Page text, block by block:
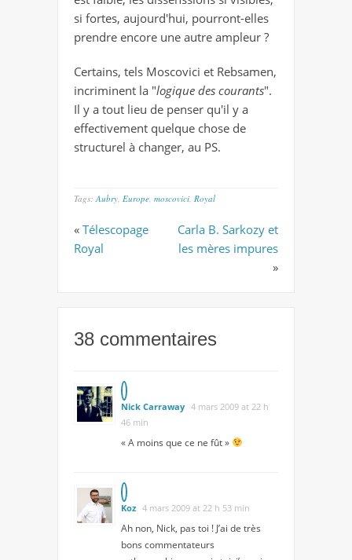
si fortes, aujourd'hui, pourront-elles
prendre encore une autre ampleur ?
Certains, tels Moscovici et Rebsamen,
incriminent la "logique des courants".
Il y a tout lieu de penser qu'il y a
effectivement quelque chose de
structurel à changer, au PS.
Tags: Aubry Europe moscovici Royal
« Télescopage
Royal
Carla B. Sarkozy et
les mères impures
»
38 commentaires
Nick Carraway 4 mars 2009 at 22 h
46 min
« A moins que ce ne fût »
Koz 4 mars 2009 at 22 h 53 min
Ah non, Nick, pas toi ! J’ai de très
bons commentateurs